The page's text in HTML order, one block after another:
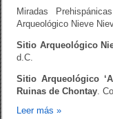
Miradas
Arqueológico Nieve
Sitio Arqueológico
d.C.
Sitio Arqueológico
Ruinas de Chontay .
Leer más»